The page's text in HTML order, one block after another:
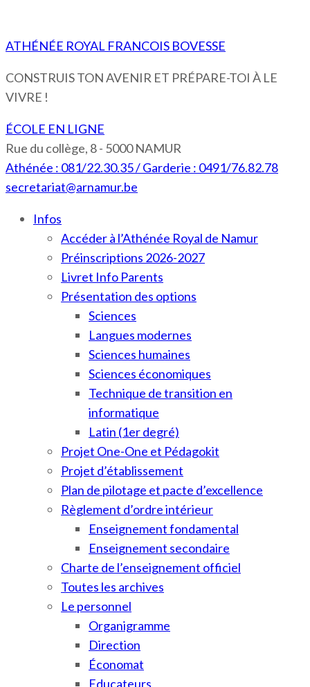
ATHÉNÉE ROYAL FRANCOIS BOVESSE
CONSTRUIS TON AVENIR ET PRÉPARE-TOI À LE
VIVRE !
ÉCOLE EN LIGNE
Rue du collège, 8 - 5000 NAMUR
Athénée : 081/22.30.35 / Garderie : 0491/76.82.78
secretariat@arnamur.be
Infos
Accéder à l’Athénée Royal de Namur
Préinscriptions 2026-2027
Livret Info Parents
Présentation des options
Sciences
Langues modernes
Sciences humaines
Sciences économiques
Technique de transition en
informatique
Latin (1er degré)
Projet One-One et Pédagokit
Projet d’établissement
Plan de pilotage et pacte d’excellence
Règlement d’ordre intérieur
Enseignement fondamental
Enseignement secondaire
Charte de l’enseignement officiel
Toutes les archives
Le personnel
Organigramme
Direction
Économat
Educateurs